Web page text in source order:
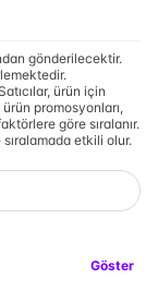
gönderilecektir.
ürün için
promosyonları,
göre sıralanır.
etkili olur.
Göster